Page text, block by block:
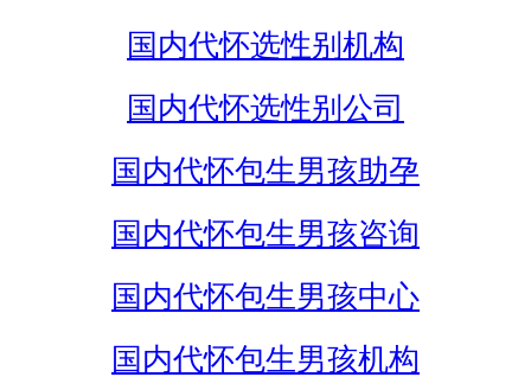
国内代怀选性别机构
国内代怀选性别公司
国内代怀包生男孩助孕
国内代怀包生男孩咨询
国内代怀包生男孩中心
国内代怀包生男孩机构